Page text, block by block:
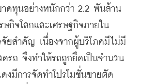
ดทุนอย่างหนักกว่า 2.2 พันล้าน
ษกิจโลกและเศรษฐกิจภายใน
จัยสำคัญ เนื่องจากผู้บริโภคมีไม่มี
ดรถ จึงทำให้รถถูกยึดเป็นจำนวน
งมีการจัดทำโปรโมชั่นขายตัด